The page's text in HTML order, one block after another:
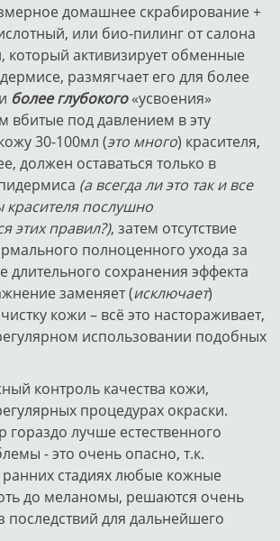
домашнее скрабирование +
или био-пилинг от салона
который активизирует обменные
размягчает его для более
более глубокого«усвоения»
вбитые под давлением в эту
30-100мл (это много) красителя,
должен оставаться только в
(а всегда ли это так и все
красителя послушно
этих правил?), затем отсутствие
полноценного ухода за
длительного сохранения эффекта
заменяет (исключает)
кожи – всё это настораживает,
использовании подобных
контроль качества кожи,
процедурах окраски.
гораздо лучше естественного
- это очень опасно, т.к.
стадиях любые кожные
до меланомы, решаются очень
последствий для дальнейшего